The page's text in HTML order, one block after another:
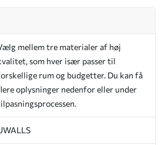
mellem tre materialer af høj
som hver især passer til
rum og budgetter. Du kan få
oplysninger nedenfor eller under